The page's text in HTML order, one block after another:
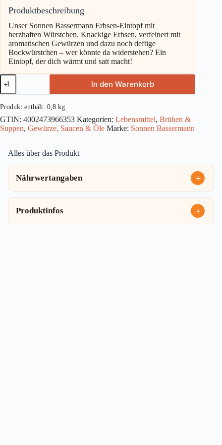
Produktbeschreibung
Unser Sonnen Bassermann Erbsen-Eintopf mit
herzhaften Würstchen. Knackige Erbsen, verfeinert mit
aromatischen Gewürzen und dazu noch deftige
Bockwürstchen – wer könnte da widerstehen? Ein
Eintopf, der dich wärmt und satt macht!
Sonnen
Bassermann
Erbsentopf
800g
Menge
In den Warenkorb
Produkt enthält: 0,8 kg
GTIN: 4002473966353 Kategorien: Lebensmittel, Brühen &
Suppen, Gewürze, Saucen & Öle Marke: Sonnen Bassermann
Alles über das Produkt
Nährwertangaben
Produktinfos